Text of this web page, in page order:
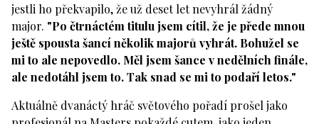
jestli ho překvapilo, že už deset let nevyhrál žádný
major. "Po čtrnáctém titulu jsem cítil, že je přede mnou
ještě spousta šancí několik majorů vyhrát. Bohužel se
mi to ale nepovedlo. Měl jsem šance v nedělních finále,
ale nedotáhl jsem to. Tak snad se mi to podaří letos."
Aktuálně dvanáctý hráč světového pořadí prošel jako